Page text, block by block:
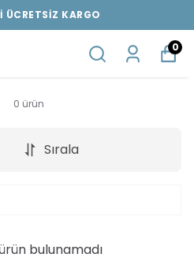
ÜCRETSİZ KARGO
0
0 ürün
Sırala
bulunamadı